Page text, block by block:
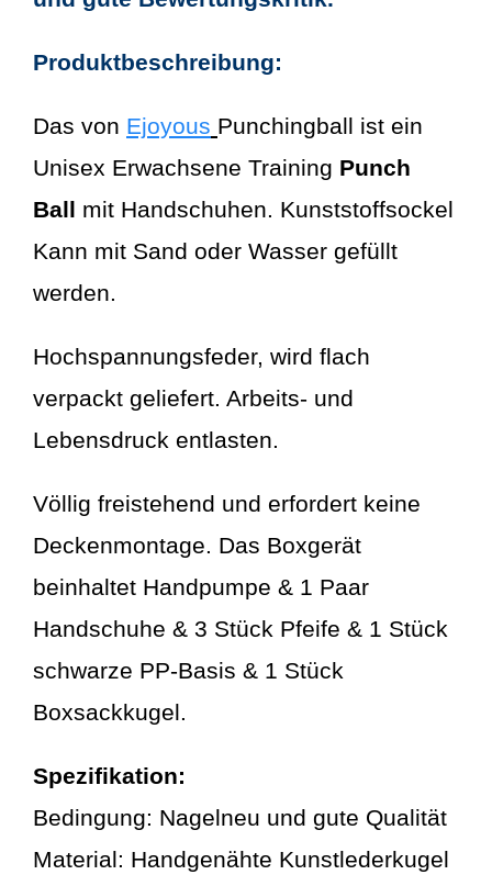
Produktbeschreibung:
Das von Ejoyous Punchingball ist ein
Unisex Erwachsene Training Punch
Ball mit Handschuhen. Kunststoffsockel
Kann mit Sand oder Wasser gefüllt
werden.
Hochspannungsfeder, wird flach
verpackt geliefert. Arbeits- und
Lebensdruck entlasten.
Völlig freistehend und erfordert keine
Deckenmontage. Das Boxgerät
beinhaltet Handpumpe & 1 Paar
Handschuhe & 3 Stück Pfeife & 1 Stück
schwarze PP-Basis & 1 Stück
Boxsackkugel.
Spezifikation:
Bedingung: Nagelneu und gute Qualität
Material: Handgenähte Kunstlederkugel